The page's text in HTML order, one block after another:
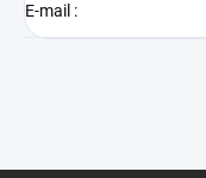
E-mail :